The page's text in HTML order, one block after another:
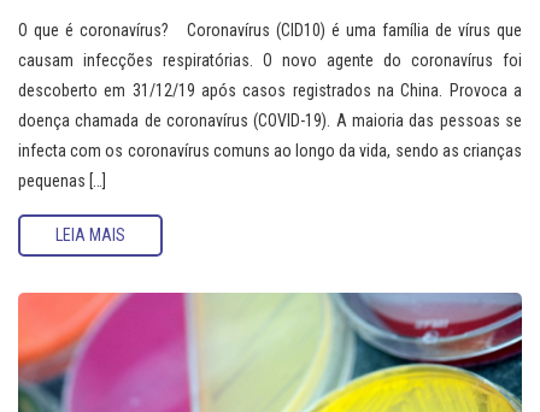
O que é coronavírus? Coronavírus (CID10) é uma família de vírus que
causam infecções respiratórias. O novo agente do coronavírus foi
descoberto em 31/12/19 após casos registrados na China. Provoca a
doença chamada de coronavírus (COVID-19). A maioria das pessoas se
infecta com os coronavírus comuns ao longo da vida, sendo as crianças
pequenas […]
LEIA MAIS